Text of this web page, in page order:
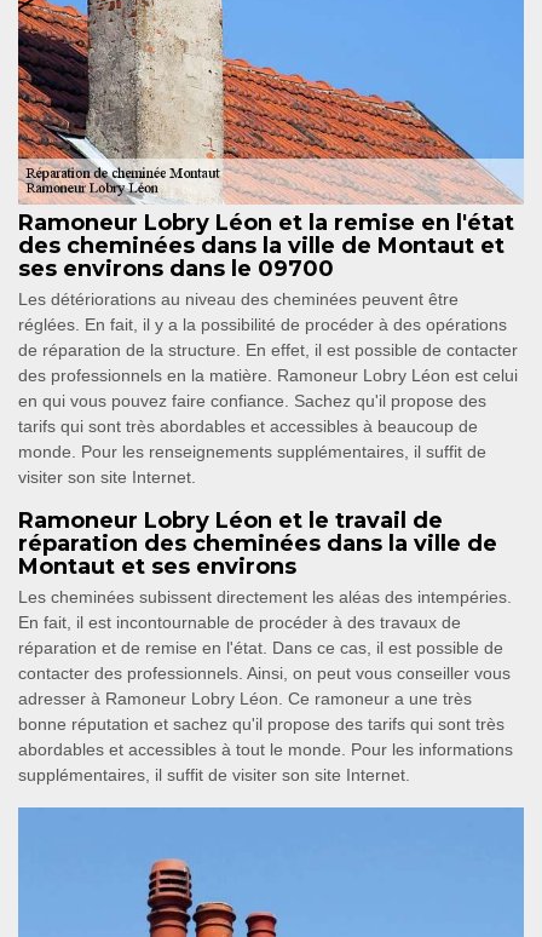
Ramoneur Lobry Léon et la remise en l'état
des cheminées dans la ville de Montaut et
ses environs dans le 09700
Les détériorations au niveau des cheminées peuvent être
réglées. En fait, il y a la possibilité de procéder à des opérations
de réparation de la structure. En effet, il est possible de contacter
des professionnels en la matière. Ramoneur Lobry Léon est celui
en qui vous pouvez faire confiance. Sachez qu'il propose des
tarifs qui sont très abordables et accessibles à beaucoup de
monde. Pour les renseignements supplémentaires, il suffit de
visiter son site Internet.
Ramoneur Lobry Léon et le travail de
réparation des cheminées dans la ville de
Montaut et ses environs
Les cheminées subissent directement les aléas des intempéries.
En fait, il est incontournable de procéder à des travaux de
réparation et de remise en l'état. Dans ce cas, il est possible de
contacter des professionnels. Ainsi, on peut vous conseiller vous
adresser à Ramoneur Lobry Léon. Ce ramoneur a une très
bonne réputation et sachez qu'il propose des tarifs qui sont très
abordables et accessibles à tout le monde. Pour les informations
supplémentaires, il suffit de visiter son site Internet.